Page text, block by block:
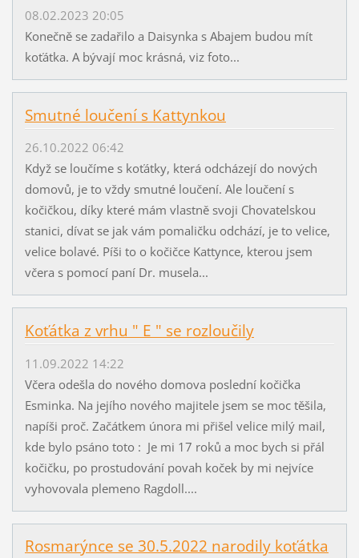
08.02.2023 20:05
Konečně se zadařilo a Daisynka s Abajem budou mít
koťátka. A bývají moc krásná, viz foto...
Smutné loučení s Kattynkou
26.10.2022 06:42
Když se loučíme s koťátky, která odcházejí do nových
domovů, je to vždy smutné loučení. Ale loučení s
kočičkou, díky které mám vlastně svoji Chovatelskou
stanici, dívat se jak vám pomaličku odchází, je to velice,
velice bolavé. Píši to o kočičce Kattynce, kterou jsem
včera s pomocí paní Dr. musela...
Koťátka z vrhu " E " se rozloučily
11.09.2022 14:22
Včera odešla do nového domova poslední kočička
Esminka. Na jejího nového majitele jsem se moc těšila,
napíši proč. Začátkem února mi přišel velice milý mail,
kde bylo psáno toto : Je mi 17 roků a moc bych si přál
kočičku, po prostudování povah koček by mi nejvíce
vyhovovala plemeno Ragdoll....
Rosmarýnce se 30.5.2022 narodily koťátka